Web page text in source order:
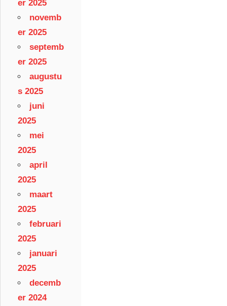
er 2025
novemb
er 2025
septemb
er 2025
augustu
s 2025
juni
2025
mei
2025
april
2025
maart
2025
februari
2025
januari
2025
decemb
er 2024